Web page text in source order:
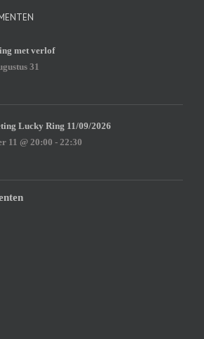
met verlof
31
Lucky Ring 11/09/2026
11 @ 20:00 - 22:30